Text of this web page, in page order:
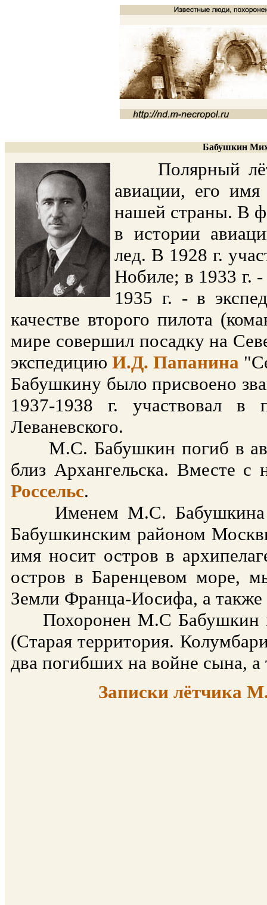
Бабушкин
Полярный
авиации, его имя
нашей страны. В
в истории
лед. В 1928 г.
Нобиле; в 1933 г.
1935 г. - в
качестве второго пилота
мире совершил посадку на
экспедициюИ.Д. Папанина
Бабушкину было присвоено
1937-1938 г. участвовал в
Леваневского.
М.С. Бабушкин погиб в
близ Архангельска. Вместе
Россельс.
Именем М.С. Бабушкина
Бабушкинским районом
имя носит остров в
остров в Баренцевом море,
Земли Франца-Иосифа, а также
Похоронен М.С Бабушкин в
(Старая территория.
два погибших на войне сына, а
Записки лётчика